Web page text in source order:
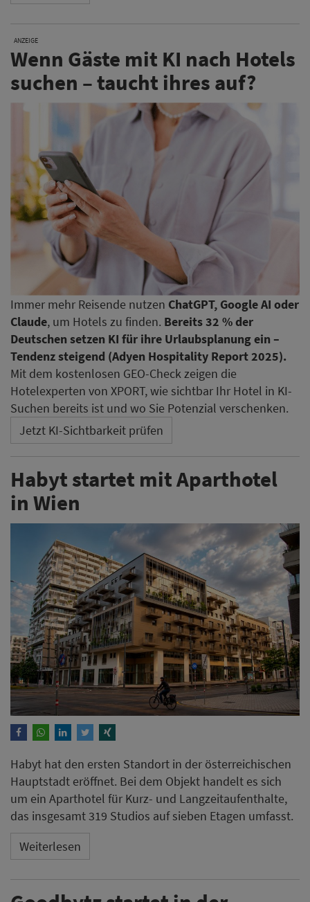
ANZEIGE
Wenn Gäste mit KI nach Hotels
suchen – taucht ihres auf?
Immer mehr Reisende nutzen ChatGPT, Google AI oder
Claude, um Hotels zu finden. Bereits 32 % der
Deutschen setzen KI für ihre Urlaubsplanung ein –
Tendenz steigend (Adyen Hospitality Report 2025).
Mit dem kostenlosen GEO-Check zeigen die
Hotelexperten von XPORT, wie sichtbar Ihr Hotel in KI-
Suchen bereits ist und wo Sie Potenzial verschenken.
Jetzt KI-Sichtbarkeit prüfen
Habyt startet mit Aparthotel
in Wien
Habyt hat den ersten Standort in der österreichischen
Hauptstadt eröffnet. Bei dem Objekt handelt es sich
um ein Aparthotel für Kurz- und Langzeitaufenthalte,
das insgesamt 319 Studios auf sieben Etagen umfasst.
Weiterlesen